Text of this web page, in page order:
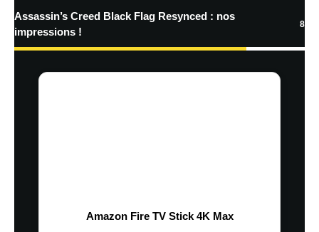
Assassin’s Creed Black Flag Resynced : nos
impressions !
8
Amazon Fire TV Stick 4K Max